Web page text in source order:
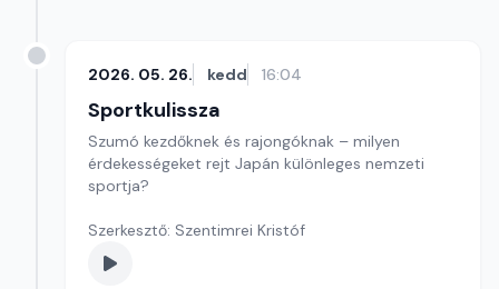
2026. 05. 26. kedd 16:04
Sportkulissza
Szumó kezdőknek és rajongóknak – milyen
érdekességeket rejt Japán különleges nemzeti
sportja?
Szerkesztő: Szentimrei Kristóf